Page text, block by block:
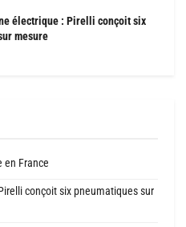
électrique : Pirelli conçoit six
mesure
en France
conçoit six pneumatiques sur